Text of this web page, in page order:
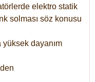
elektro statik
solması söz konusu
dayanım